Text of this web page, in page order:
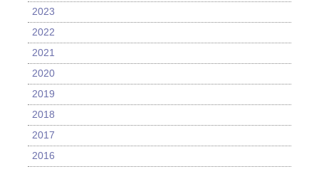
2023
2022
2021
2020
2019
2018
2017
2016